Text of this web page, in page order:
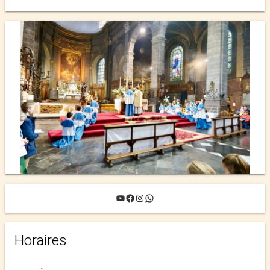
YouTube
Facebook
Instagram
WhatsApp
Horaires